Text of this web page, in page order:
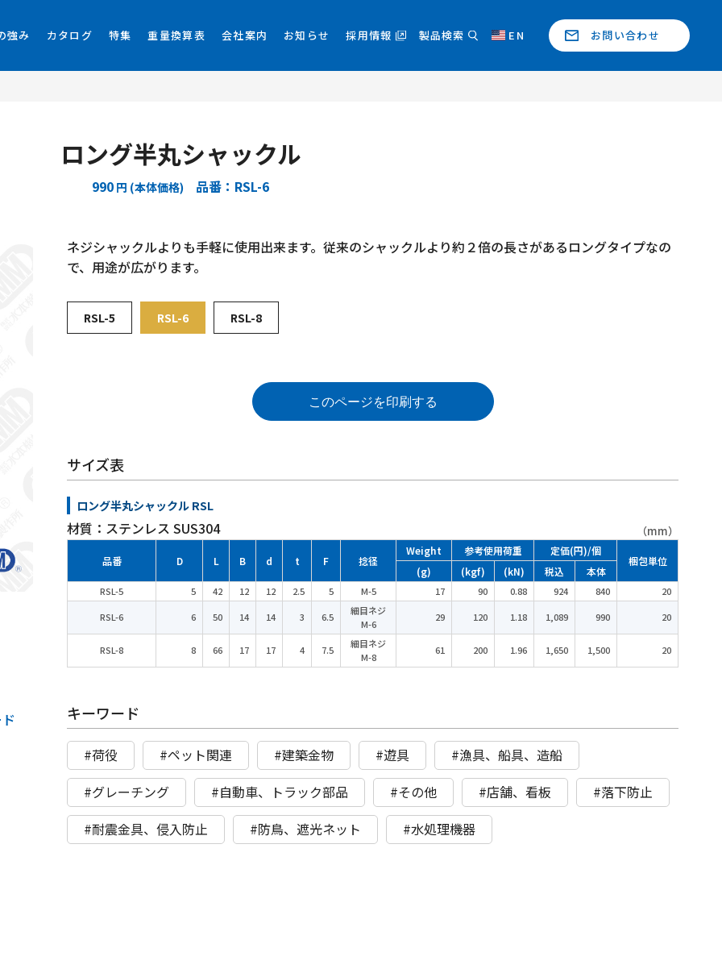
強み カタログ 特集 重量換算表 会社案内 お知らせ 採用情報 製品検索 EN お問い合わせ
ロング半丸シャックル
990 円 (本体価格) 品番：RSL-6
ネジシャックルよりも手軽に使用出来ます。従来のシャックルより約２倍の長さがあるロングタイプなの
で、用途が広がります。
RSL-5 RSL-6 RSL-8
このページを印刷する
サイズ表
ロング半丸シャックル RSL
材質：ステンレス SUS304 （mm）
品番 D L B d t F 捻径
Weight 参考使用荷重 定価(円)/個
梱包単位
(g) (kgf) (kN) 税込 本体
RSL-5 5 42 12 12 2.5 5 M-5 17 90 0.88 924 840
20
RSL-6
6 50 14 14 3 6.5
細目ネジ
M-6
29 120 1.18 1,089 990 20
RSL-8 8 66 17 17 4 7.5
細目ネジ
M-8
61 200 1.96 1,650 1,500 20
キーワード
#荷役 #ペット関連 #建築金物 #遊具
#漁具、船具、造船
#グレーチング
#自動車、トラック部品 #その他 #店舗、看板
#落下防止
#耐震金具、侵入防止
#防鳥、遮光ネット #水処理機器